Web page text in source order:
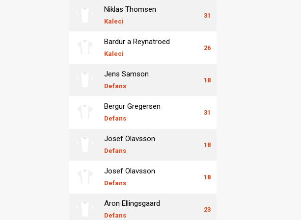
Niklas Thomsen
Kaleci
31
Bardur a Reynatroed
Kaleci
26
Jens Samson
Defans
18
Bergur Gregersen
Defans
31
Josef Olavsson
Defans
18
Josef Olavsson
Defans
18
Aron Ellingsgaard
Defans
23